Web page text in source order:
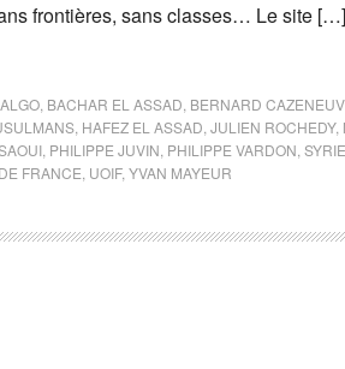
frontières, sans classes… Le site […]
BACHAR EL ASSAD BERNARD
HAFEZ EL ASSAD JULIEN ROCHEDY,
PHILIPPE JUVIN PHILIPPE VARDON SYRIE
FRANCE UOIF, YVAN MAYEUR